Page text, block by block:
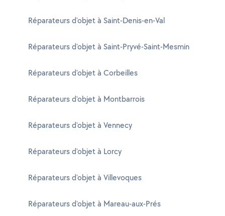
Réparateurs d'objet à Saint-Denis-en-Val
Réparateurs d'objet à Saint-Pryvé-Saint-Mesmin
Réparateurs d'objet à Corbeilles
Réparateurs d'objet à Montbarrois
Réparateurs d'objet à Vennecy
Réparateurs d'objet à Lorcy
Réparateurs d'objet à Villevoques
Réparateurs d'objet à Mareau-aux-Prés